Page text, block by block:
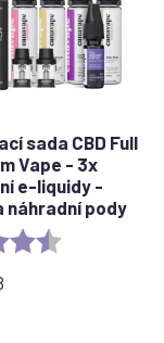
sada CBD Full
Vape - 3x
e-liquidy -
náhradní pody